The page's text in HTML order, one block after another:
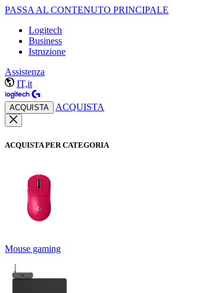
PASSA AL CONTENUTO PRINCIPALE
Logitech
Business
Istruzione
Assistenza
IT,it
ACQUISTA ACQUISTA
ACQUISTA PER CATEGORIA
Mouse gaming